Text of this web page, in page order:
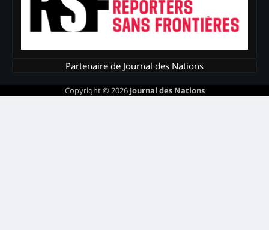
Partenaire de Journal des Nations
Copyright © 2026 Journal des Nations